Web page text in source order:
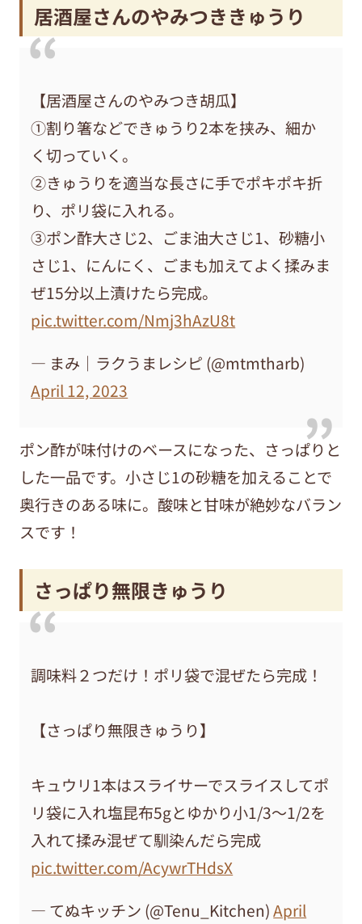
居酒屋さんのやみつききゅうり
【居酒屋さんのやみつき胡瓜】
①割り箸などできゅうり2本を挟み、細か
く切っていく。
②きゅうりを適当な長さに手でポキポキ折
り、ポリ袋に入れる。
③ポン酢大さじ2、ごま油大さじ1、砂糖小
さじ1、にんにく、ごまも加えてよく揉みま
ぜ15分以上漬けたら完成。
pic.twitter.com/Nmj3hAzU8t
— まみ｜ラクうまレシピ (@mtmtharb)
April 12, 2023
ポン酢が味付けのベースになった、さっぱりと
した一品です。小さじ1の砂糖を加えることで
奥行きのある味に。酸味と甘味が絶妙なバラン
スです！
さっぱり無限きゅうり
調味料２つだけ！ポリ袋で混ぜたら完成！
【さっぱり無限きゅうり】
キュウリ1本はスライサーでスライスしてポ
リ袋に入れ塩昆布5gとゆかり小1/3〜1/2を
入れて揉み混ぜて馴染んだら完成
pic.twitter.com/AcywrTHdsX
— てぬキッチン (@Tenu_Kitchen)April